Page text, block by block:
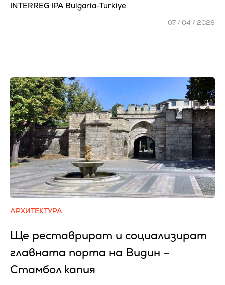
INTERREG IPA Bulgaria-Turkiye
07 / 04 / 2026
АРХИТЕКТУРА
Ще реставрират и социализират
главната порта на Видин –
Стамбол капия